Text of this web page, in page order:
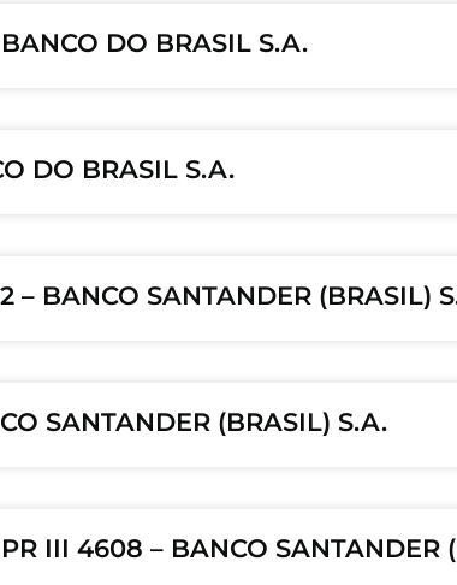
DO BRASIL S.A.
DO BRASIL S.A.
BANCO SANTANDER (BRASIL)
SANTANDER (BRASIL) S.A.
III 4608 – BANCO SANTANDER